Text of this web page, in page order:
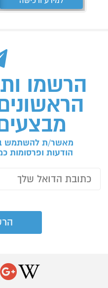
הרשמו
מאשר/ת להשתמש
הודעות ופרסומות